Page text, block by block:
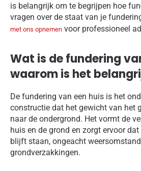
is belangrijk om te begrijpen hoe
vragen over de staat van je
met ons opnemen voor professioneel
Wat is de fundering
waarom is het
De fundering van een huis is het
constructie dat het gewicht van het
naar de ondergrond. Het vormt de
huis en de grond en zorgt ervoor
blijft staan, ongeacht
grondverzakkingen.